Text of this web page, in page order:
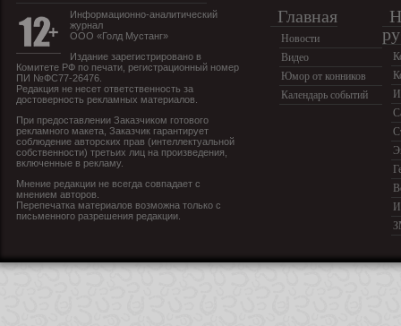
Информационно-аналитический
журнал
ООО «Голд Мустанг»
Издание зарегистрировано в
Комитете РФ по печати, регистрационный номер
ПИ №ФС77-26476.
Редакция не несет ответственность за
достоверность рекламных материалов.
При предоставлении Заказчиком готового
рекламного макета, Заказчик гарантирует
соблюдение авторских прав (интеллектуальной
собственности) третьих лиц на произведения,
включенные в рекламу.
Мнение редакции не всегда совпадает с
мнением авторов.
Перепечатка материалов возможна только с
письменного разрешения редакции.
Главная
Новости
Видео
Юмор от конников
Календарь событий